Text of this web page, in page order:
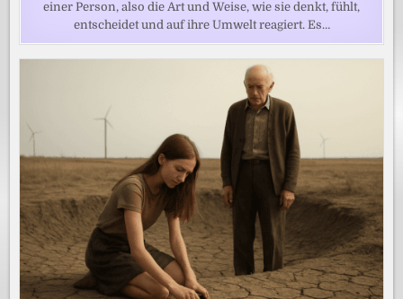
einer Person, also die Art und Weise, wie sie denkt, fühlt,
entscheidet und auf ihre Umwelt reagiert. Es…